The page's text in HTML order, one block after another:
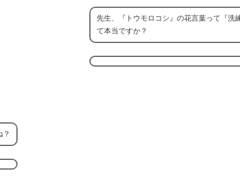
先生、『トウモロコシ』の花言葉って『洗
て本当ですか？
？